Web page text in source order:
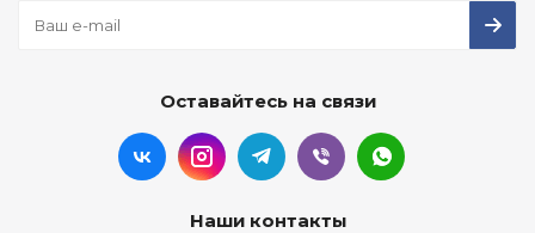
Оставайтесь на связи
Наши контакты